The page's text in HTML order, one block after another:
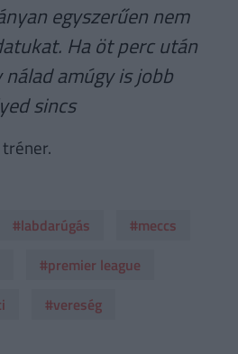
egyszerűen nem
Ha öt perc után
amúgy is jobb
sincs
#labdarúgás
#meccs
#premier league
#vereség